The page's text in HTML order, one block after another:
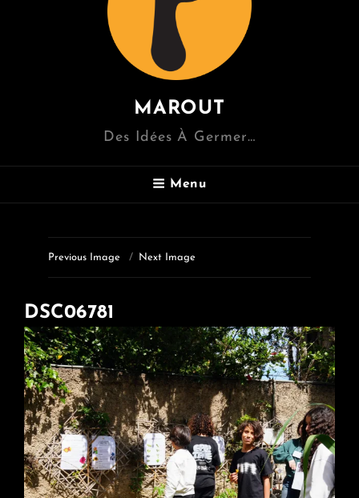
MAROUT
Des Idées À Germer…
Menu
Previous Image Next Image
DSC06781